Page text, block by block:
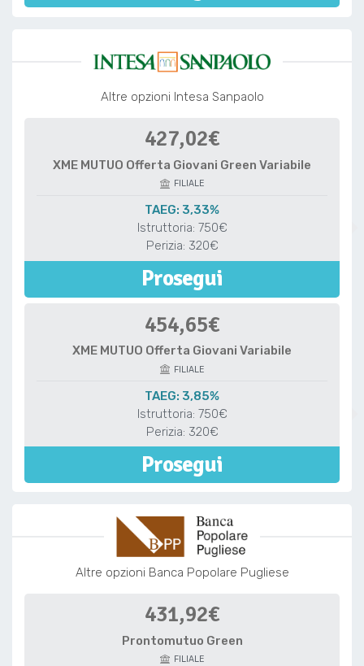
Altre opzioni Intesa Sanpaolo
427,02€
XME MUTUO Offerta Giovani Green Variabile
FILIALE
TAEG: 3,33%
Istruttoria: 750€
Perizia: 320€
Prosegui
454,65€
XME MUTUO Offerta Giovani Variabile
FILIALE
TAEG: 3,85%
Istruttoria: 750€
Perizia: 320€
Prosegui
Altre opzioni Banca Popolare Pugliese
431,92€
Prontomutuo Green
FILIALE